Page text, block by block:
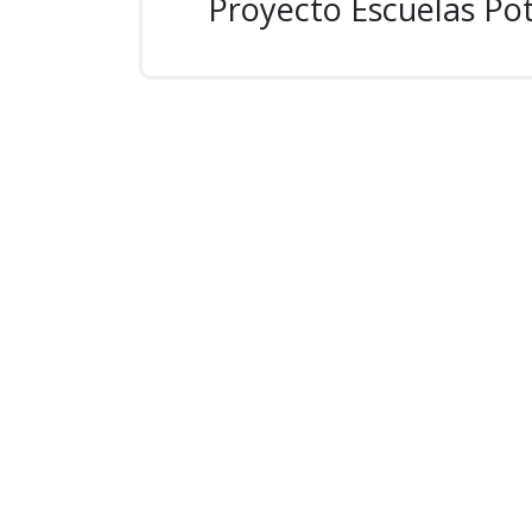
Proyecto Escuelas